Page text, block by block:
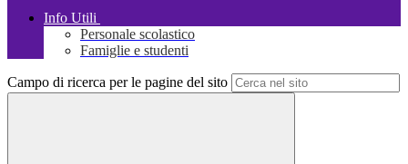
Info Utili
Personale scolastico
Famiglie e studenti
Campo di ricerca per le pagine del sito